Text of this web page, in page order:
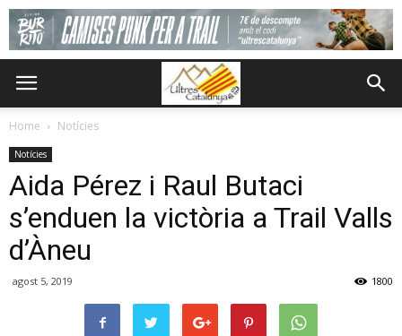
Home Notícies
Notícies
Aida Pérez i Raul Butaci
s’enduen la victòria a Trail Valls
d’Àneu
agost 5, 2019 1800